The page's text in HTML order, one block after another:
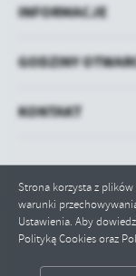
Strona korzysta z plików
warunki
Ustawienia. Aby
Polityką Cookies oraz
INFORMACJE
GODZINY
KONTAKT